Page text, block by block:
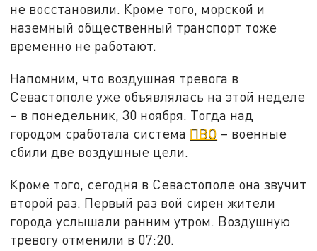
не восстановили. Кроме того, морской и
наземный общественный транспорт тоже
временно не работают.
Напомним, что воздушная тревога в
Севастополе уже объявлялась на этой неделе
– в понедельник, 30 ноября. Тогда над
городом сработала система ПВО – военные
сбили две воздушные цели.
Кроме того, сегодня в Севастополе она звучит
второй раз. Первый раз вой сирен жители
города услышали ранним утром. Воздушную
тревогу отменили в 07:20.